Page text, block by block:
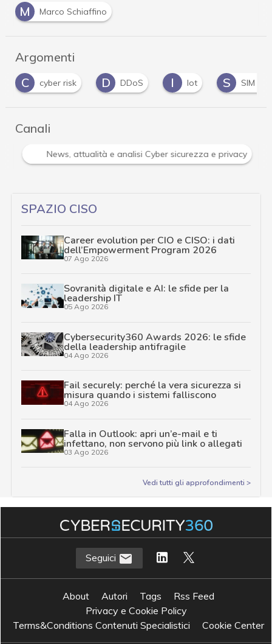
M
Marco Schiaffino
Argomenti
D
DDoS Iot S SIM swap S
Canali
Attacchi hacker e Malware: le ultime news in tempo
SPAZIO CISO
Career evolution per CIO e CISO: i dati
dell’Empowerment Program 2026
07 Ago 2026
Sovranità digitale e AI: le sfide per la
leadership IT
05 Ago 2026
Cybersecurity360 Awards 2026: le sfide
della leadership antifragile
04 Ago 2026
Fail securely: perché la vera sicurezza si
misura quando i sistemi falliscono
04 Ago 2026
Falla in Outlook: apri un’e-mail e ti
infettano, non servono più link o allegati
03 Ago 2026
Vedi tutti gli approfondimenti >
Seguici
About Autori Tags
Rss Feed
Privacy e Cookie Policy
Terms&Conditions Contenuti Specialistici
Cookie Center